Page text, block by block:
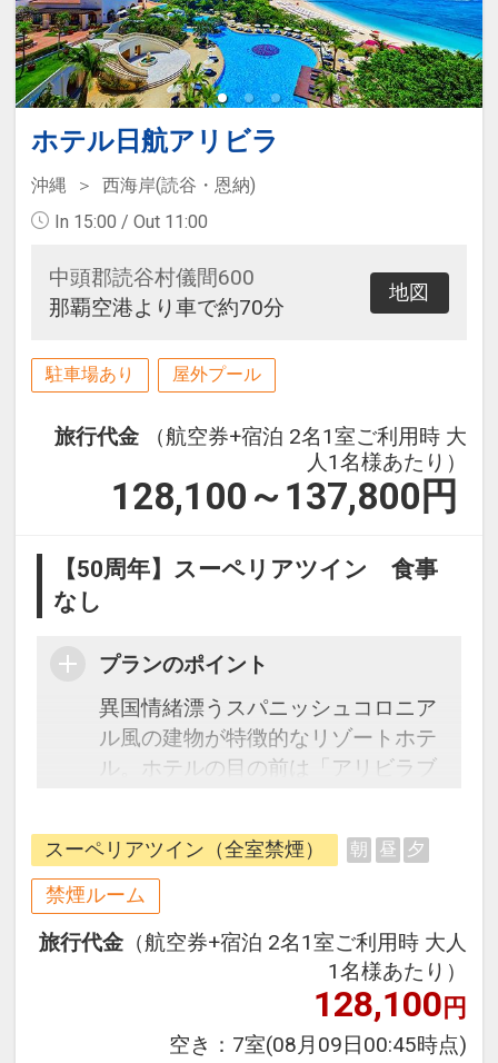
ホテル日航アリビラ
沖縄
西海岸(読谷・恩納)
In 15:00 / Out 11:00
中頭郡読谷村儀間600
那覇空港より車で約70分
地図
駐車場あり 屋外プール
旅行代金
（航空券+宿泊 2名1室ご利用時 大
人1名様あたり）
128,100～137,800 円
【50周年】スーペリアツイン 食事
なし
プランのポイント
異国情緒漂うスパニッシュコロニア
ル風の建物が特徴的なリゾートホテ
ル。ホテルの目の前は「アリビラブ
明度を誇る海が広がっています♪
◆駐車場滞在中無料（通常1滞在
1,000円）
◆館内利用券お1人様に1枚プレゼン
ショップ・ラウンジにてご利用いた
スーペリアツイン（全室禁煙） 朝 昼 夕
禁煙ルーム
旅行代金 （航空券+宿泊 2名1室ご利用時 大人
1名様あたり）
128,100円
空き： 7室(08月09日00:45時点)